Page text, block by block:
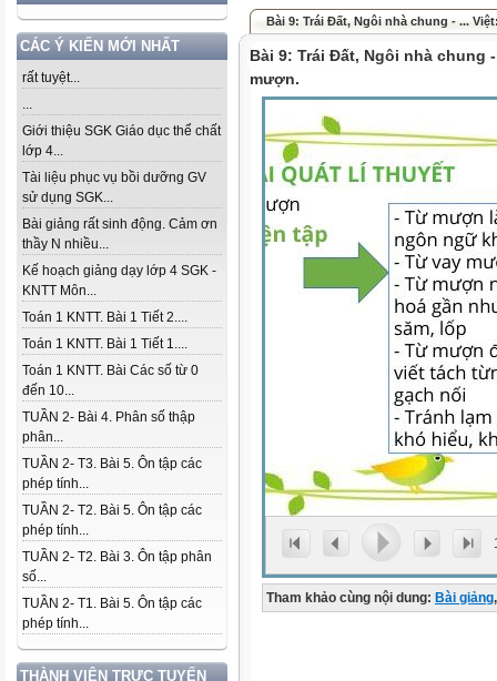
CÁC Ý KIẾN MỚI NHẤT
rất tuyệt...
...
Giới thiệu SGK Giáo dục thể chất
lớp 4...
Tài liệu phục vụ bồi dưỡng GV
sử dụng SGK...
Bài giảng rất sinh động. Cảm ơn
thầy N nhiều...
Kế hoạch giảng dạy lớp 4 SGK -
KNTT Môn...
Toán 1 KNTT. Bài 1 Tiết 2....
Toán 1 KNTT. Bài 1 Tiết 1....
Toán 1 KNTT. Bài Các số từ 0
đến 10...
TUẦN 2- Bài 4. Phân số thập
phân...
TUẦN 2- T3. Bài 5. Ôn tập các
phép tính...
TUẦN 2- T2. Bài 5. Ôn tập các
phép tính...
TUẦN 2- T2. Bài 3. Ôn tập phân
số...
TUẦN 2- T1. Bài 5. Ôn tập các
phép tính...
THÀNH VIÊN TRỰC TUYẾN
Bài 9: Trái Đất, Ngôi nhà chung - ...
Bài 9: Trái Đất, Ngôi nhà chung
mượn.
Tham khảo cùng nội dung: Bài giảng,